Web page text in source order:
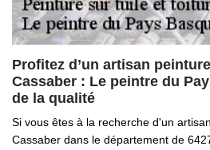
Profitez d’un artisan
Cassaber : Le peintre du
de la qualité
Si vous êtes à la recherche d'un
Cassaber dans le département de